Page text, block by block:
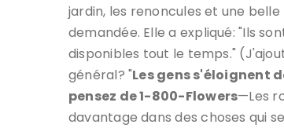
jardin, les renoncules et une
demandée. Elle a expliqué: "Ils
disponibles tout le temps."
général? "Les gens s'éloignent
pensez de 1-800-Flowers—Les
davantage dans des choses qui